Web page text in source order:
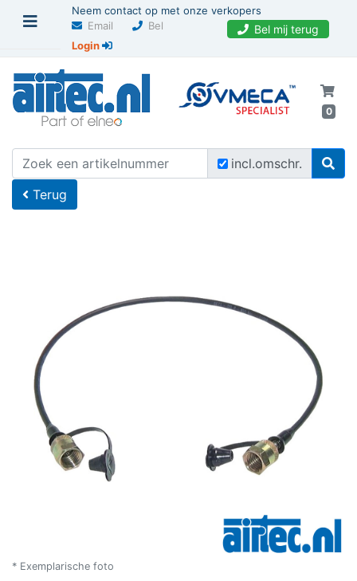
Neem contact op met onze verkopers
Email
Bel Bel mij terug
Login
0
incl.omschr.
U bevindt zich hier Home
Terug
* Exemplarische foto